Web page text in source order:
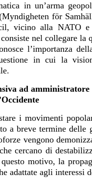
in un’arma
för
vicino alla NATO e
nel collegare la
l’importanza
in cui la
ad amministratore
i movimenti
a breve termine delle
vengono
cercano di
motivo, la
adattate agli interessi